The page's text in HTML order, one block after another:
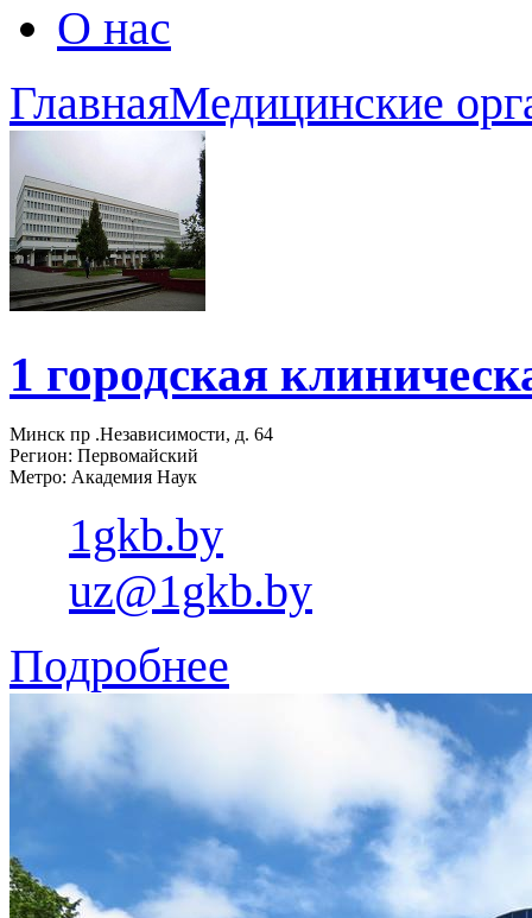
О нас
ГлавнаяМедицинские
1 городская
Минск пр .Независимости, д. 64
Регион: Первомайский
Метро: Академия Наук
1gkb.by
uz@1gkb.by
Подробнее